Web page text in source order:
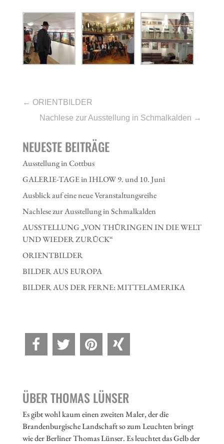
← ORIENTBILDER
Nachlese zur Ausstellung in Schmalkalden →
NEUESTE BEITRÄGE
Ausstellung in Cottbus
GALERIE-TAGE in IHLOW 9. und 10. Juni
Ausblick auf eine neue Veranstaltungsreihe
Nachlese zur Ausstellung in Schmalkalden
AUSSTELLUNG „VON THÜRINGEN IN DIE WELT
UND WIEDER ZURÜCK“
ORIENTBILDER
BILDER AUS EUROPA
BILDER AUS DER FERNE: MITTELAMERIKA
ÜBER THOMAS LÜNSER
Es gibt wohl kaum einen zweiten Maler, der die
Brandenburgische Landschaft so zum Leuchten bringt
wie der Berliner Thomas Lünser. Es leuchtet das Gelb der